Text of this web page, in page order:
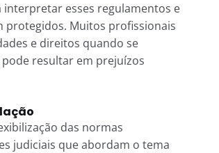
esses regulamentos e
protegidos. Muitos profissionais
e direitos quando se
pode resultar em prejuízos
das normas
judiciais que abordam o tema